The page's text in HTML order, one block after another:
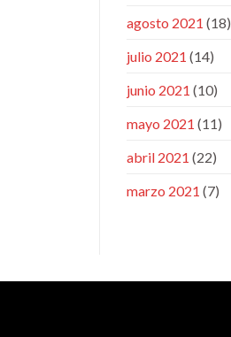
agosto 2021 (18)
julio 2021 (14)
junio 2021 (10)
mayo 2021 (11)
abril 2021 (22)
marzo 2021 (7)